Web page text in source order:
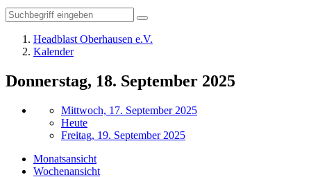
Headblast Oberhausen e.V.
Kalender
Donnerstag, 18. September 2025
Mittwoch, 17. September 2025
Heute
Freitag, 19. September 2025
Monatsansicht
Wochenansicht